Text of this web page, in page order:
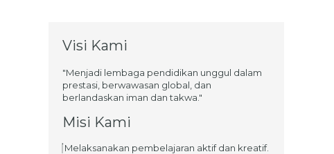
Visi Kami
"Menjadi lembaga pendidikan unggul dalam
prestasi, berwawasan global, dan
berlandaskan iman dan takwa."
Misi Kami
Melaksanakan pembelajaran aktif dan kreatif.